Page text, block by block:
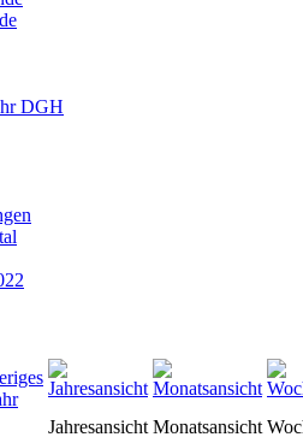
DGH
Jahresansicht Monatsansicht